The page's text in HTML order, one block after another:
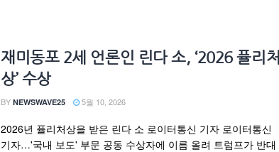
재미동포 2세 언론인 린다 소, ‘2026 퓰리처
상’ 수상
BY NEWSWAVE25 5월 10, 2026
2026년 퓰리처상을 받은 린다 소 로이터통신 기자 로이터통신
기자…'국내 보도' 부문 공동 수상자에 이름 올려 트럼프가 반대